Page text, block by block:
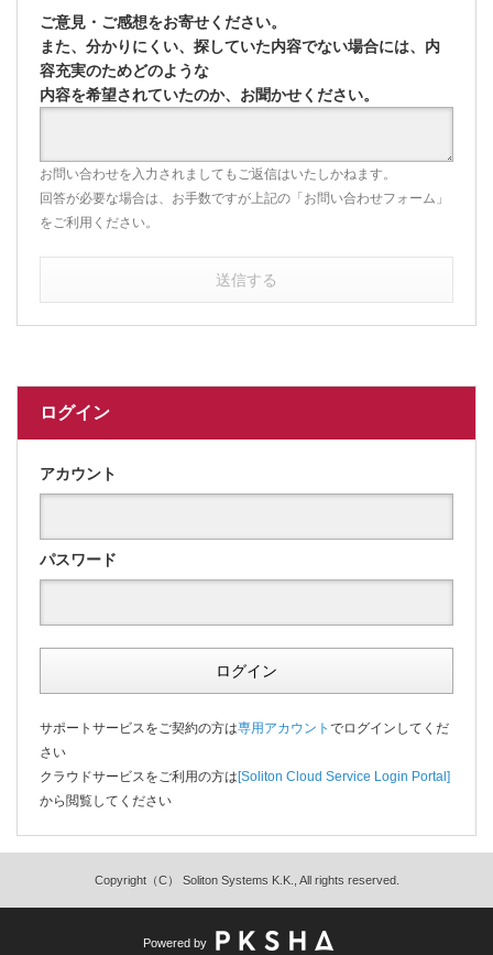
ご意見・ご感想をお寄せください。
また、分かりにくい、探していた内容でない場合には、内
容充実のためどのような
内容を希望されていたのか、お聞かせください。
お問い合わせを入力されましてもご返信はいたしかねます。
回答が必要な場合は、お手数ですが上記の「お問い合わせフォーム」
をご利用ください。
送信する
ログイン
アカウント
パスワード
ログイン
サポートサービスをご契約の方は専用アカウント でログインしてくだ
さい
クラウドサービスをご利用の方は[Soliton Cloud Service Login Portal]
から閲覧してください
Copyright（C） Soliton Systems K.K., All rights reserved.
Powered by